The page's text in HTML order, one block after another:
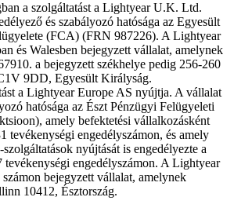
a szolgáltatást a Lightyear U.K. Ltd.
és szabályozó hatósága az Egyesült
(FCA) (FRN 987226). A Lightyear
és Walesben bejegyzett vállalat, amelynek
a bejegyzett székhelye pedig 256-260
9DD, Egyesült Királyság.
a Lightyear Europe AS nyújtja. A vállalat
hatósága az Észt Pénzügyi Felügyeleti
amely befektetési vállalkozásként
tevékenységi engedélyszámon, és amely
nyújtását is engedélyezte a
tevékenységi engedélyszámon. A Lightyear
bejegyzett vállalat, amelynek
10412, Észtország.